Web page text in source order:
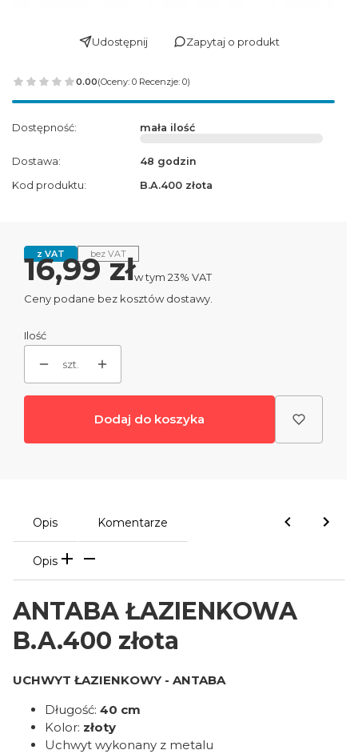
Udostępnij Zapytaj o produkt
0.00(Oceny: 0 Recenzje: 0)
Dostępność: mała ilość
Dostawa:
48 godzin
Kod produktu:
B.A.400 złota
z VAT bez VAT
Cena
16,99 złw tym 23% VAT
w tym 23% VAT
Ceny podane bez kosztów dostawy.
Ilość
szt.
Dodaj do koszyka
Opis Komentarze
Opis
ANTABA ŁAZIENKOWA
B.A.400 złota
UCHWYT ŁAZIENKOWY - ANTABA
Długość: 40 cm
Kolor: złoty
Uchwyt wykonany z metalu